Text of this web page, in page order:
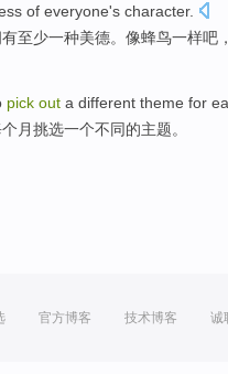
of everyone's character.
至少一种美德。 像蜂鸟一样吧，
pick out a different theme for
月挑选一个不同的主题。
官方博客 技术博客 诚